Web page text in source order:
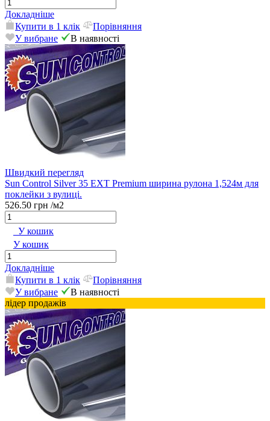
Докладніше
Купити в 1 клік
Порівняння
У вибране
В наявності
Швидкий перегляд
Sun Control Silver 35 EXT Premium ширина рулона 1,524м для
поклейки з вулиці.
526.50 грн /м2
У кошик
У кошик
Докладніше
Купити в 1 клік
Порівняння
У вибране
В наявності
лідер продажів